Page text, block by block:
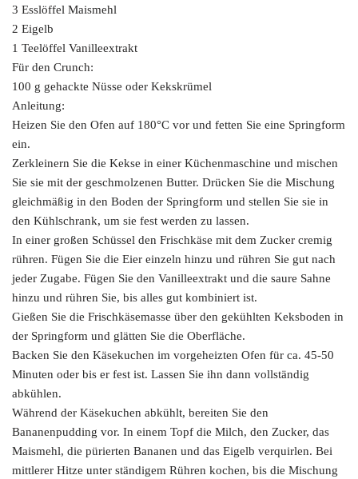
3 Esslöffel Maismehl
2 Eigelb
1 Teelöffel Vanilleextrakt
Für den Crunch:
100 g gehackte Nüsse oder Kekskrümel
Anleitung:
Heizen Sie den Ofen auf 180°C vor und fetten Sie eine Springform
ein.
Zerkleinern Sie die Kekse in einer Küchenmaschine und mischen
Sie sie mit der geschmolzenen Butter. Drücken Sie die Mischung
gleichmäßig in den Boden der Springform und stellen Sie sie in
den Kühlschrank, um sie fest werden zu lassen.
In einer großen Schüssel den Frischkäse mit dem Zucker cremig
rühren. Fügen Sie die Eier einzeln hinzu und rühren Sie gut nach
jeder Zugabe. Fügen Sie den Vanilleextrakt und die saure Sahne
hinzu und rühren Sie, bis alles gut kombiniert ist.
Gießen Sie die Frischkäsemasse über den gekühlten Keksboden in
der Springform und glätten Sie die Oberfläche.
Backen Sie den Käsekuchen im vorgeheizten Ofen für ca. 45-50
Minuten oder bis er fest ist. Lassen Sie ihn dann vollständig
abkühlen.
Während der Käsekuchen abkühlt, bereiten Sie den
Bananenpudding vor. In einem Topf die Milch, den Zucker, das
Maismehl, die pürierten Bananen und das Eigelb verquirlen. Bei
mittlerer Hitze unter ständigem Rühren kochen, bis die Mischung